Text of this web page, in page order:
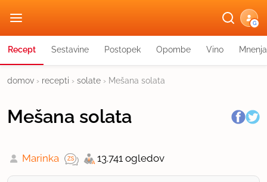
G
Recept Sestavine Postopek Opombe Vino Mnenja
domov › recepti › solate › Mešana solata
Mešana solata
Marinka 13.741 ogledov